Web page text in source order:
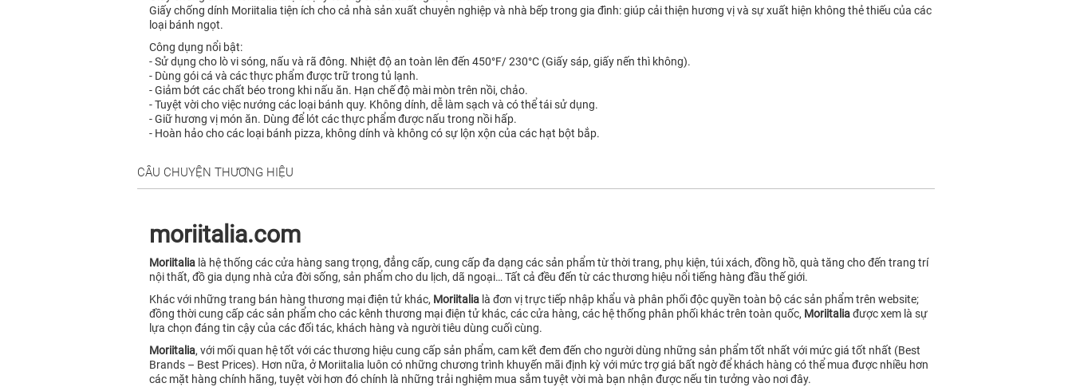
Giấy chống dính Moriitalia tiện ích cho cả nhà sản xuất chuyên nghiệp và nhà bếp trong gia đình: giúp cải thiện hương vị và sự xuất hiện không thẻ thiếu của các
loại bánh ngọt.
Công dụng nổi bật:
- Sử dụng cho lò vi sóng, nấu và rã đông. Nhiệt độ an toàn lên đến 450°F/ 230°C (Giấy sáp, giấy nến thì không).
- Dùng gói cá và các thực phẩm được trữ trong tủ lạnh.
- Giảm bớt các chất béo trong khi nấu ăn. Hạn chế độ mài mòn trên nồi, chảo.
- Tuyệt vời cho việc nướng các loại bánh quy. Không dính, dễ làm sạch và có thể tái sử dụng.
- Giữ hương vị món ăn. Dùng để lót các thực phẩm được nấu trong nồi hấp.
- Hoàn hảo cho các loại bánh pizza, không dính và không có sự lộn xộn của các hạt bột bắp.
CÂU CHUYỆN THƯƠNG HIỆU
moriitalia.com
Moriitalia là hệ thống các cửa hàng sang trọng, đẳng cấp, cung cấp đa dạng các sản phẩm từ thời trang, phụ kiện, túi xách, đồng hồ, quà tăng cho đến trang trí
nội thất, đồ gia dụng nhà cửa đời sống, sản phẩm cho du lịch, dã ngoại… Tất cả đều đến từ các thương hiệu nổi tiếng hàng đầu thế giới.
Khác với những trang bán hàng thương mại điện tử khác, Moriitalia là đơn vị trực tiếp nhập khẩu và phân phối độc quyền toàn bộ các sản phẩm trên website;
đồng thời cung cấp các sản phẩm cho các kênh thương mại điện tử khác, các cửa hàng, các hệ thống phân phối khác trên toàn quốc, Moriitaliađược xem là sự
lựa chọn đáng tin cậy của các đối tác, khách hàng và người tiêu dùng cuối cùng.
Moriitalia, với mối quan hệ tốt với các thương hiệu cung cấp sản phẩm, cam kết đem đến cho người dùng những sản phẩm tốt nhất với mức giá tốt nhất (Best
Brands – Best Prices). Hơn nữa, ở Moriitalia luôn có những chương trình khuyến mãi định kỳ với mức trợ giá bất ngờ để khách hàng có thể mua được nhiều hơn
các mặt hàng chính hãng, tuyệt vời hơn đó chính là những trải nghiệm mua sắm tuyệt vời mà bạn nhận được nếu tin tưởng vào nơi đây.